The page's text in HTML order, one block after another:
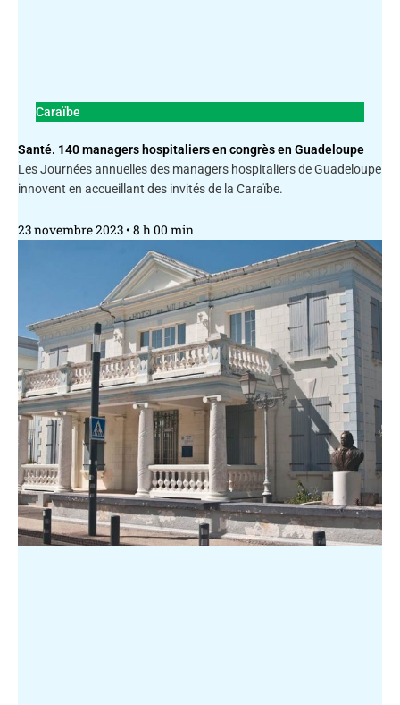
Caraïbe
Santé. 140 managers hospitaliers en congrès en Guadeloupe
Les Journées annuelles des managers hospitaliers de Guadeloupe
innovent en accueillant des invités de la Caraïbe.
23 novembre 2023 8 h 00 min